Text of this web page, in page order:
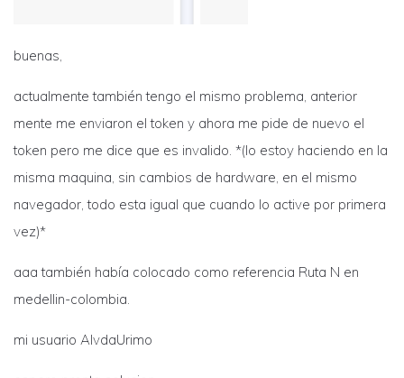
buenas,
actualmente también tengo el mismo problema, anterior
mente me enviaron el token y ahora me pide de nuevo el
token pero me dice que es invalido. *(lo estoy haciendo en la
misma maquina, sin cambios de hardware, en el mismo
navegador, todo esta igual que cuando lo active por primera
vez)*
aaa también había colocado como referencia Ruta N en
medellin-colombia.
mi usuario AlvdaUrimo